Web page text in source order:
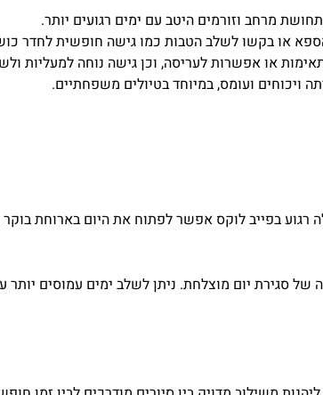
מרחב וזורמים היטב עם ימים רגועים יותר.
או בקשו לשלב הטבות כמו גישה חופשית לחדר
או אפשרות לעריסה, וכן גישה נוחה למעליות
ועומס, במיוחד בטיולים משפחתיים.
רגוע בפייב לוקס אפשר לפתוח את היום בארוחת
של סגירת יום מוצלחת. ניתן לשלב ימים עמוסים